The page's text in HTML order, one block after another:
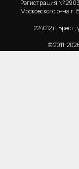
Регистрация №
Московского р-на г.
224012 г.
© 2011-